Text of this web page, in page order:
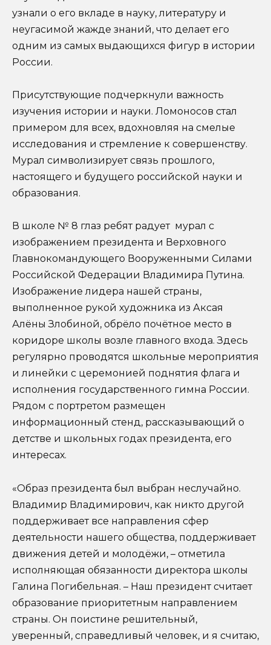
узнали о его вкладе в науку, литературу и
неугасимой жажде знаний, что делает его
одним из самых выдающихся фигур в истории
России.
Присутствующие подчеркнули важность
изучения истории и науки. Ломоносов стал
примером для всех, вдохновляя на смелые
исследования и стремление к совершенству.
Мурал символизирует связь прошлого,
настоящего и будущего российской науки и
образования.
В школе № 8 глаз ребят радует мурал с
изображением президента и Верховного
Главнокомандующего Вооруженными Силами
Российской Федерации Владимира Путина.
Изображение лидера нашей страны,
выполненное рукой художника из Аксая
Алёны Злобиной, обрёло почётное место в
коридоре школы возле главного входа. Здесь
регулярно проводятся школьные мероприятия
и линейки с церемонией поднятия флага и
исполнения государственного гимна России.
Рядом с портретом размещен
информационный стенд, рассказывающий о
детстве и школьных годах президента, его
интересах.
«Образ президента был выбран неслучайно.
Владимир Владимирович, как никто другой
поддерживает все направления сфер
деятельности нашего общества, поддерживает
движения детей и молодёжи, – отметила
исполняющая обязанности директора школы
Галина Погибельная. – Наш президент считает
образование приоритетным направлением
страны. Он поистине решительный,
уверенный, справедливый человек, и я считаю,